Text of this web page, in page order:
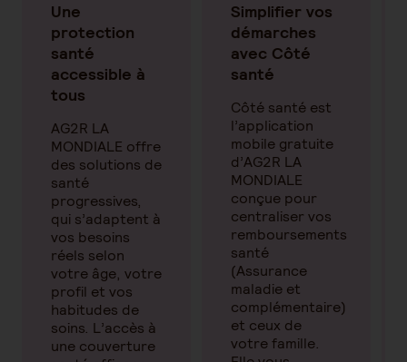
Une
protection
santé
accessible à
tous
AG2R LA
MONDIALE offre
des solutions de
santé
progressives,
qui s’adaptent à
vos besoins
réels selon
votre âge, votre
profil et vos
habitudes de
soins. L’accès à
une couverture
Simplifier vos
démarches
avec Côté
santé
Côté santé est
l’application
mobile gratuite
d’AG2R LA
MONDIALE
conçue pour
centraliser vos
remboursements
santé
(Assurance
maladie et
complémentaire)
et ceux de
votre famille.